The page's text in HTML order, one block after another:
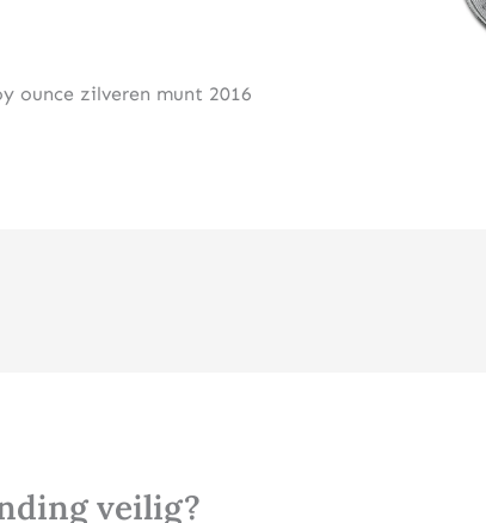
ounce zilveren munt 2016
veilig?